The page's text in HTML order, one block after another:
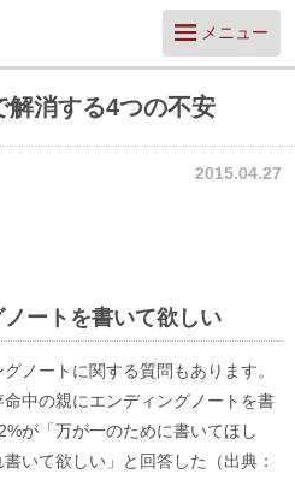
メニュー
解消する4つの不安
2015.04.27
ートを書いて欲しい
ノートに関する質問もあります。
命中の親にエンディングノートを書
が「万が一のために書いてほし
いて欲しい」と回答した（出典：